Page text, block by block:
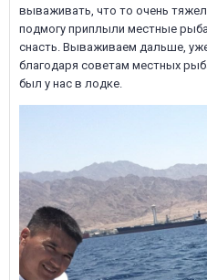
вываживать, что то очень
подмогу приплыли местные
снасть. Вываживаем дальше,
благодаря советам местных
был у нас в лодке.